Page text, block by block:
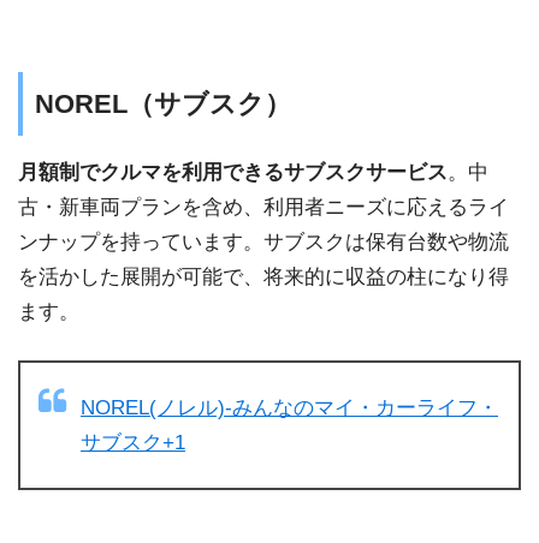
NOREL（サブスク）
月額制でクルマを利用できるサブスクサービス。中
古・新車両プランを含め、利用者ニーズに応えるライ
ンナップを持っています。サブスクは保有台数や物流
を活かした展開が可能で、将来的に収益の柱になり得
ます。
NOREL(ノレル)-みんなのマイ・カーライフ・
サブスク+1